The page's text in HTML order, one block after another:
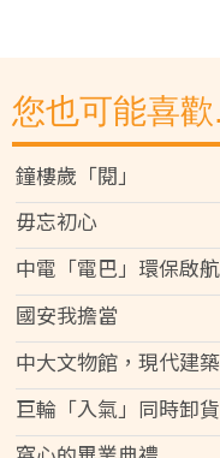
您也可能喜歡
鐘樓歲「閱」
毋忘初心
中電「電巴」環保啟航
國安我擔當
中大文物館，現代建
巨輪「入氣」同時卸